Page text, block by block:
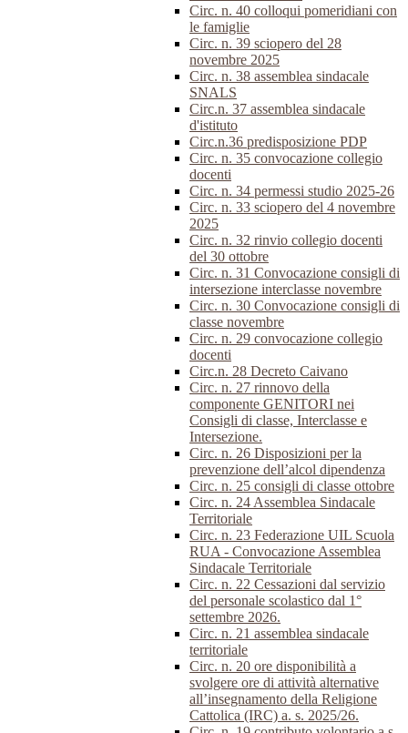
Circ. n. 40 colloqui pomeridiani con
le famiglie
Circ. n. 39 sciopero del 28
novembre 2025
Circ. n. 38 assemblea sindacale
SNALS
Circ.n. 37 assemblea sindacale
d'istituto
Circ.n.36 predisposizione PDP
Circ. n. 35 convocazione collegio
docenti
Circ. n. 34 permessi studio 2025-26
Circ. n. 33 sciopero del 4 novembre
2025
Circ. n. 32 rinvio collegio docenti
del 30 ottobre
Circ. n. 31 Convocazione consigli di
intersezione interclasse novembre
Circ. n. 30 Convocazione consigli di
classe novembre
Circ. n. 29 convocazione collegio
docenti
Circ.n. 28 Decreto Caivano
Circ. n. 27 rinnovo della
componente GENITORI nei
Consigli di classe, Interclasse e
Intersezione.
Circ. n. 26 Disposizioni per la
prevenzione dell’alcol dipendenza
Circ. n. 25 consigli di classe ottobre
Circ. n. 24 Assemblea Sindacale
Territoriale
Circ. n. 23 Federazione UIL Scuola
RUA - Convocazione Assemblea
Sindacale Territoriale
Circ. n. 22 Cessazioni dal servizio
del personale scolastico dal 1°
settembre 2026.
Circ. n. 21 assemblea sindacale
territoriale
Circ. n. 20 ore disponibilità a
svolgere ore di attività alternative
all’insegnamento della Religione
Cattolica (IRC) a. s. 2025/26.